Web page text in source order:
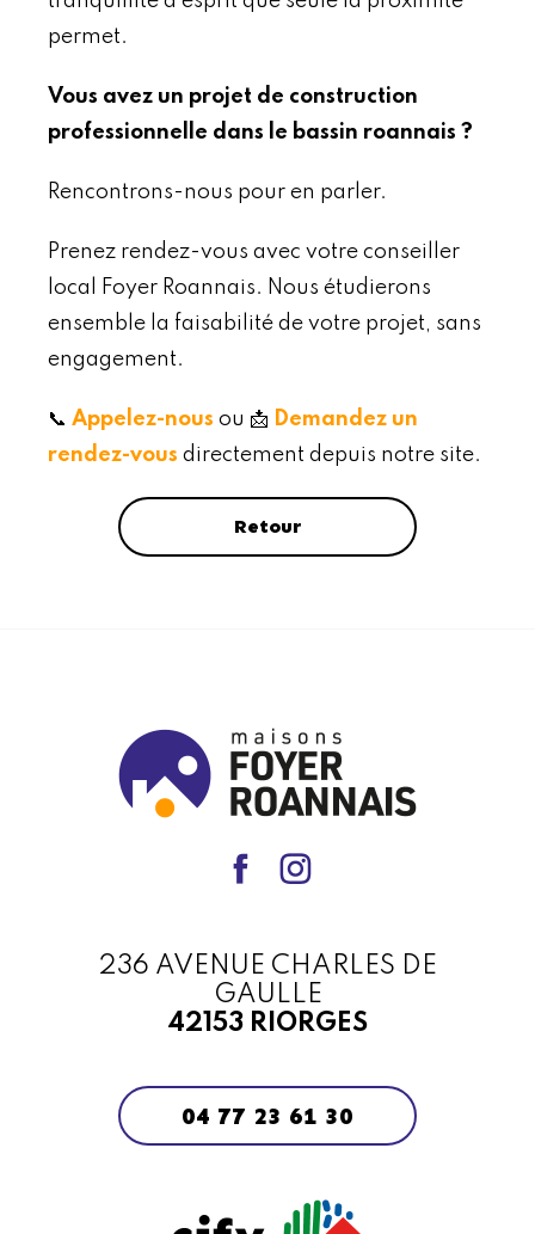
permet.
Vous avez un projet de construction
professionnelle dans le bassin roannais ?
Rencontrons-nous pour en parler.
Prenez rendez-vous avec votre conseiller
local Foyer Roannais. Nous étudierons
ensemble la faisabilité de votre projet, sans
engagement.
📞 Appelez-nous ou 📩 Demandez un
rendez-vous directement depuis notre site.
Retour
236 AVENUE CHARLES DE
GAULLE
42153 RIORGES
04 77 23 61 30